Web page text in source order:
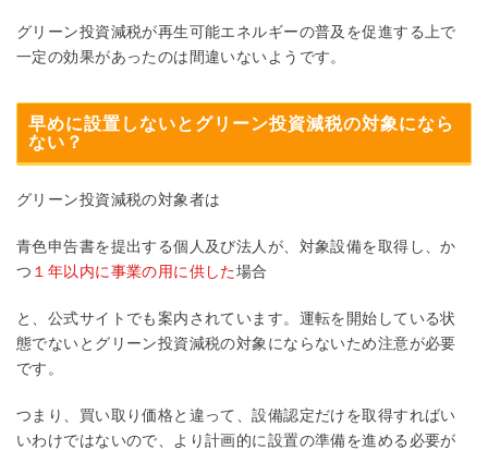
グリーン投資減税が再生可能エネルギーの普及を促進する上で
一定の効果があったのは間違いないようです。
早めに設置しないとグリーン投資減税の対象になら
ない？
グリーン投資減税の対象者は
青色申告書を提出する個人及び法人が、対象設備を取得し、か
つ １年以内に事業の用に供した場合
と、公式サイトでも案内されています。運転を開始している状
態でないとグリーン投資減税の対象にならないため注意が必要
です。
つまり、買い取り価格と違って、設備認定だけを取得すればい
いわけではないので、より計画的に設置の準備を進める必要が